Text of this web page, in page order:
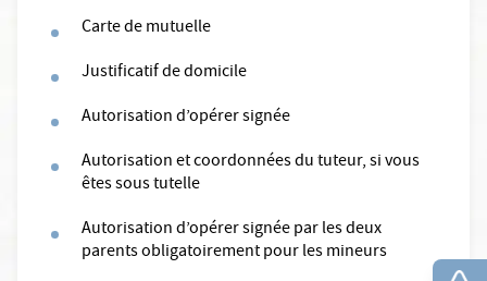
Carte de mutuelle
Justificatif de domicile
Autorisation d’opérer signée
Autorisation et coordonnées du tuteur, si vous
êtes sous tutelle
Autorisation d’opérer signée par les deux
parents obligatoirement pour les mineurs